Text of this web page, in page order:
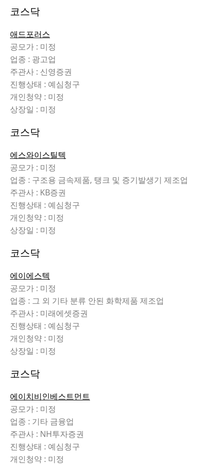
코스닥
애드포러스
공모가 : 미정
업종 : 광고업
주관사 : 신영증권
진행상태 : 예심청구
개인청약 : 미정
상장일 : 미정
코스닥
에스와이스틸텍
공모가 : 미정
업종 : 구조용 금속제품, 탱크 및 증기발생기 제조업
주관사 : KB증권
진행상태 : 예심청구
개인청약 : 미정
상장일 : 미정
코스닥
에이에스텍
공모가 : 미정
업종 : 그 외 기타 분류 안된 화학제품 제조업
주관사 : 미래에셋증권
진행상태 : 예심청구
개인청약 : 미정
상장일 : 미정
코스닥
에이치비인베스트먼트
공모가 : 미정
업종 : 기타 금융업
주관사 : NH투자증권
진행상태 : 예심청구
개인청약 : 미정